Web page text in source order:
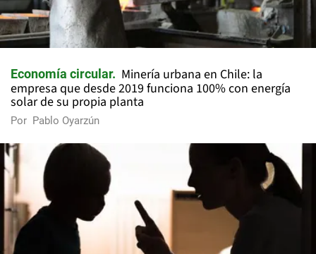
Economía circular
Minería urbana en Chile: la
empresa que desde 2019 funciona 100% con energía
solar de su propia planta
Por Pablo Oyarzún